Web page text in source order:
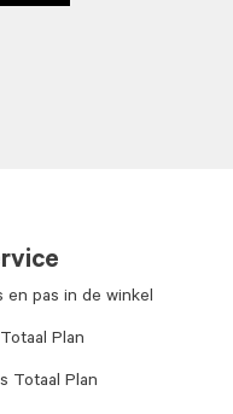
en pas in de winkel
Plan
Totaal Plan